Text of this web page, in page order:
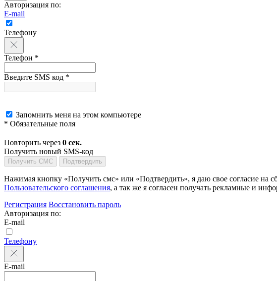
Авторизация по:
E-mail
Телефону
Телефон *
Введите SMS код *
Запомнить меня на этом компьютере
* Обязательные поля
Повторить через 0 сек.
Получить новый SMS-код
Получить СМС Подтвердить
Нажимая кнопку «Получить смс» или «Подтвердить», я даю свое согласие на
Пользовательского соглашения, а так же я согласен получать рекламные и
Регистрация Восстановить пароль
Авторизация по:
E-mail
Телефону
E-mail